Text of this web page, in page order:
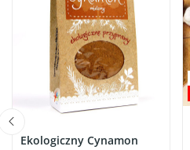
Ekologiczny Cynamon